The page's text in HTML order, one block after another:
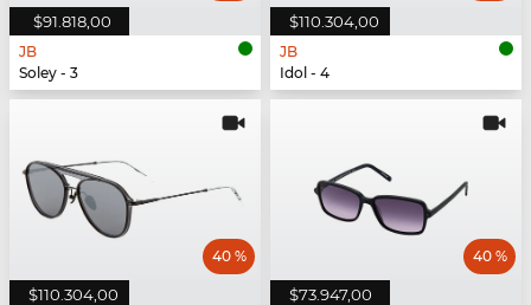
$91.818,00
JB
Soley - 3
$110.304,00
JB
Idol - 4
$110.304,00
40 %
$73.947,00
40 %